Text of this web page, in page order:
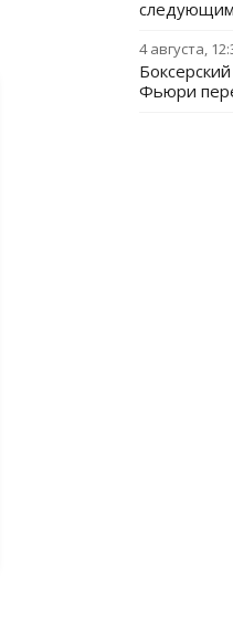
4 августа,
Фьюри